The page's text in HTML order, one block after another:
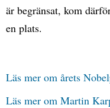
är begränsat, kom
en plats.
Läs mer om årets
Läs mer om Martin